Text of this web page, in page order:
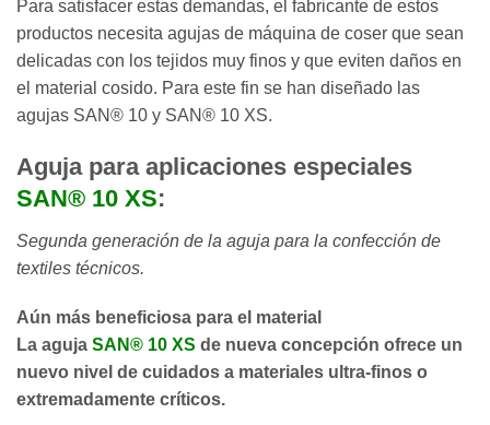
Para satisfacer estas demandas, el fabricante de estos
productos necesita agujas de máquina de coser que sean
delicadas con los tejidos muy finos y que eviten daños en
el material cosido. Para este fin se han diseñado las
agujas SAN® 10 y SAN® 10 XS.
Aguja para aplicaciones especiales
SAN® 10 XS:
Segunda generación de la aguja para la confección de
textiles técnicos.
Aún más beneficiosa para el material
La aguja SAN® 10 XS de nueva concepción ofrece un
nuevo nivel de cuidados a materiales ultra-finos o
extremadamente críticos.